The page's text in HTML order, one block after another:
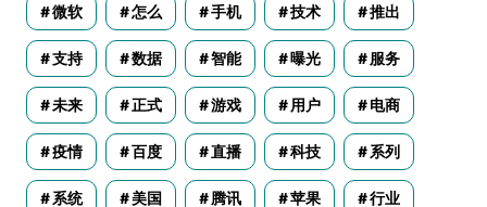
微软 怎么 手机 技术 推出
支持 数据 智能 曝光 服务
未来 正式 游戏 用户 电商
疫情 百度 直播 科技 系列
系统 美国 腾讯 苹果 行业